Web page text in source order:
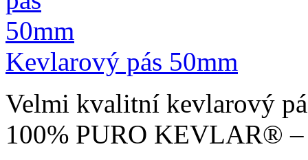
Kevlarový pás 50mm
Velmi kvalitní kevlarový
100% PURO KEVLAR®